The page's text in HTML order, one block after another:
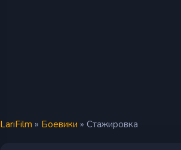
LariFilm » Боевики » Стажировка